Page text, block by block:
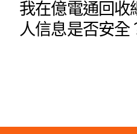
我在億電通回收
人信息是否安全